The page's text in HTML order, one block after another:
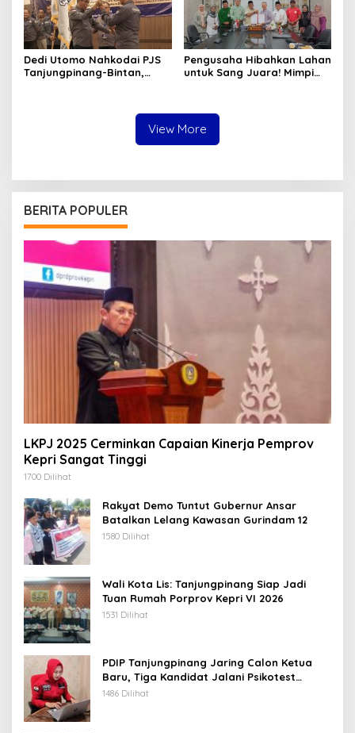
Dedi Utomo Nahkodai PJS
Tanjungpinang-Bintan,
Pengusaha Hibahkan Lahan
untuk Sang Juara! Mimpi
View More
BERITA POPULER
LKPJ 2025 Cerminkan Capaian Kinerja Pemprov
Kepri Sangat Tinggi
1700 Dilihat
Rakyat Demo Tuntut Gubernur Ansar
Batalkan Lelang Kawasan Gurindam 12
1580 Dilihat
Wali Kota Lis: Tanjungpinang Siap Jadi
Tuan Rumah Porprov Kepri VI 2026
1531 Dilihat
PDIP Tanjungpinang Jaring Calon Ketua
Baru, Tiga Kandidat Jalani Psikotest
Daring
1486 Dilihat